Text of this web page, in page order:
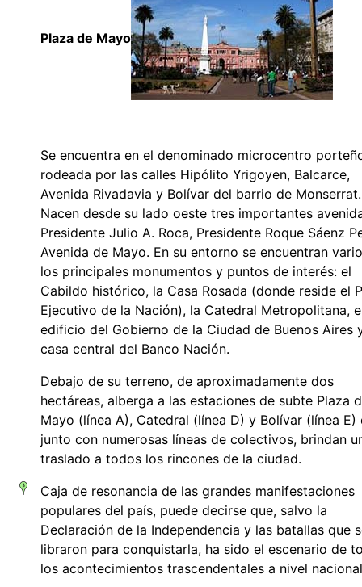
Plaza de Mayo
Se encuentra en el denominado microcentro
rodeada por las calles Hipólito Yrigoyen, Balcarce,
Avenida Rivadavia y Bolívar del barrio de Monserrat.
Nacen desde su lado oeste tres importantes
Presidente Julio A. Roca, Presidente Roque Sáenz
Avenida de Mayo. En su entorno se encuentran
los principales monumentos y puntos de interés: el
Cabildo histórico, la Casa Rosada (donde reside el
Ejecutivo de la Nación), la Catedral Metropolitana,
edificio del Gobierno de la Ciudad de Buenos Aires
casa central del Banco Nación.
Debajo de su terreno, de aproximadamente dos
hectáreas, alberga a las estaciones de subte Plaza
Mayo (línea A), Catedral (línea D) y Bolívar (línea E)
junto con numerosas líneas de colectivos, brindan
traslado a todos los rincones de la ciudad.
Caja de resonancia de las grandes manifestaciones
populares del país, puede decirse que, salvo la
Declaración de la Independencia y las batallas que
libraron para conquistarla, ha sido el escenario de
los acontecimientos trascendentales a nivel